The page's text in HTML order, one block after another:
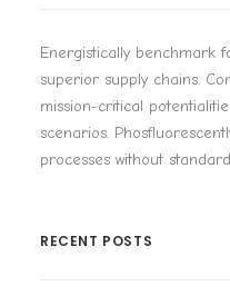
Energistically benchmark
superior supply chains.
mission-critical
scenarios.
processes without
RECENT POSTS